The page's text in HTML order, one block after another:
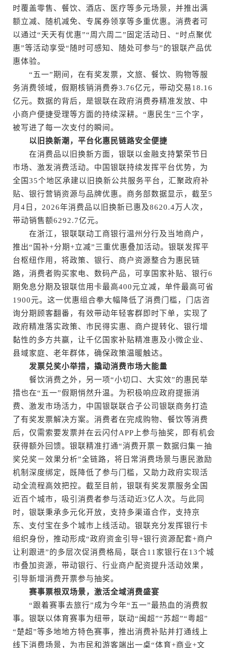
时覆盖零售、餐饮、酒店、医疗等多元场景，并推出满
额立减、随机减免、专属券领享等多重优惠。消费者可
以通过“天天有优惠”“周六周二”固定活动日、“时点聚优
惠”等活动享受“随时可感知、随处可参与”的银联产品优
惠体验。
“五一”期间，在有奖发票，文旅、餐饮、购物等服
务消费领域，假期核销消费券3.76亿元，带动交易18.16
亿元。数据的背后，是银联在政府消费券精准发放、中
小商户便捷受理等方面的持续深耕。“惠民生”三个字，
被写进了每一次支付的瞬间。
以旧换新潮，平台化惠民链路安全便捷
在消费品以旧换新方面，银联以金融支持繁荣节日
市场、激发消费活动。中国银联持续发挥平台优势，为
全国35个地区承建以旧换新公共服务平台，汇聚政府补
贴、银行营销资源与品牌优惠。商务部数据显示，截至5
月4日，2026年消费品以旧换新已惠及8620.4万人次，
带动销售额6292.7亿元。
在浙江，银联联动工商银行温州分行及当地商户，
推出“国补+分期+立减”三重优惠叠加活动。银联发挥平
台枢纽作用，将政策、银行、商户资源整合为惠民链
路，消费者购买家电、数码产品，可享国家补贴、银行6
期免息分期及银联信用卡最高400元立减，单件最高可省
1900元。这一优惠组合拳大幅降低了消费门槛，门店咨
询分期顾客翻番，有效带动年轻客群即时下单，实现了
政府精准落实政策、市民得实惠、商户提转化、银行增
黏性的多方共赢，让千亿国家补贴精准惠及小微企业、
县域家庭、老年群体，确保政策温暖触达。
发票兑奖小举措，撬动消费市场大能量
餐饮消费之外，另一项“小切口、大实效”的惠民举
措也在“五一”假期悄然升温。为积极响应政府提振消
费、激发市场活力，中国银联联合子公司银联商务打造
了有奖发票解决方案。消费者在完成购物、餐饮等消费
后，仅需索要发票并在云闪付APP上参与抽奖，即有机会
获得额外回馈。银联精准打通“消费开票－数据归集－抽
奖兑奖－效果分析”全链路，将日常消费场景与惠民激励
机制深度绑定，既降低了参与门槛，又助力政府实现活
动全流程高效把控。截至目前，银联有奖发票服务全国
近百个城市，吸引消费者参与活动近3亿人次。与此同
时，银联秉承多元化开放，支持多渠道合作，支持京
东、支付宝在多个城市上线活动。银联充分发挥银行卡
组织身份，推动形成“政府资金引导+银行资源配套+商户
让利跟进”的多层次促消费格局，联合11家银行在13个城
市叠加资源，带动银行、行业商户配资提升活动效果，
引导新增消费开票参与抽奖。
赛事票根双场景，激活全域消费盛宴
“跟着赛事去旅行”成为今年“五一”最热血的消费叙
事。银联以体育赛事为纽带，联动“闽超”“苏超”“粤超”
“楚超”等多地地方特色赛事，推出消费补贴并打通线上
线下消费场景，为市民和游客端出一桌“体育+商业+文